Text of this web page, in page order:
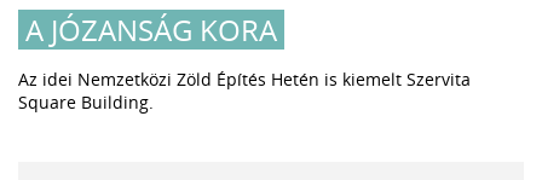
A JÓZANSÁG KORA
Az idei Nemzetközi Zöld Építés Hetén is kiemelt Szervita
Square Building.